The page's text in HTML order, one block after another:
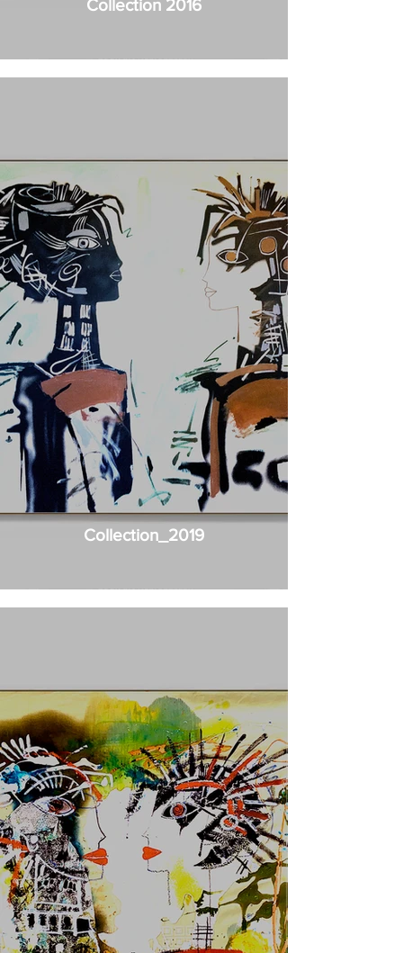
Collection 2016
Collection_2019